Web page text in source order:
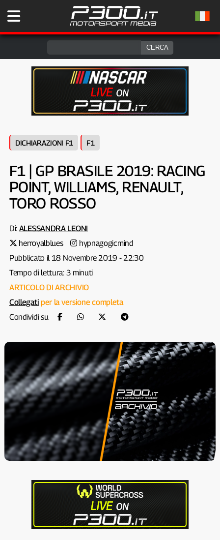
DICHIARAZIONI F1 F1
F1 | GP BRASILE 2019: RACING
POINT, WILLIAMS, RENAULT,
TORO ROSSO
Di: ALESSANDRA LEONI
herroyalblues
hypnagogicmind
Pubblicato il 18 Novembre 2019 - 22:30
Tempo di lettura: 3 minuti
ARTICOLO DI ARCHIVIO
Collegati per la versione completa
Condividi su